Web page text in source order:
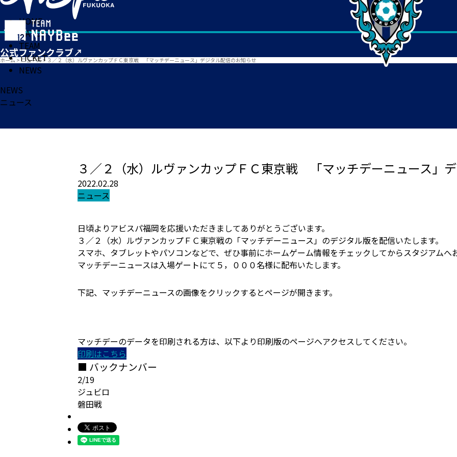
HOME
MATCH
TEAM
TICKET
NEWS
ホーム > ニュース> ３／２（水）ルヴァンカップＦＣ東京戦 「マッチデーニュース」デジタル配信のお知らせ
NEWS
ニュース
３／２（水）ルヴァンカップＦＣ東京戦 「マッチデーニュース」
2022.02.28
ニュース
日頃よりアビスパ福岡を応援いただきましてありがとうございます。
３／２（水）ルヴァンカップＦＣ東京戦の「マッチデーニュース」のデジタル版を配信いたします。
スマホ、タブレットやパソコンなどで、ぜひ事前にホームゲーム情報をチェックしてからスタジアムへ
マッチデーニュースは入場ゲートにて５，０００名様に配布いたします。
下記、マッチデーニュースの画像をクリックするとページが開きます。
マッチデーのデータを印刷される方は、以下より印刷版のページへアクセスしてください。
印刷はこちら
■ バックナンバー
2/19
ジュビロ
磐田戦